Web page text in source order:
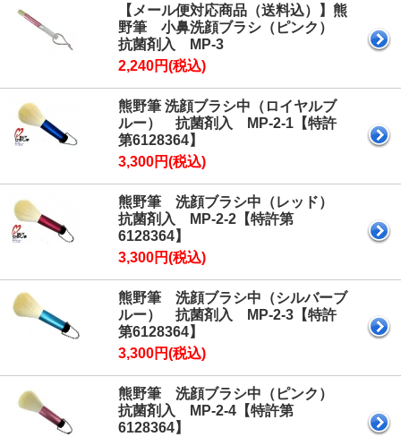
【メール便対応商品（送料込）】熊
野筆 小鼻洗顔ブラシ（ピンク）
抗菌剤入 MP-3
2,240円(税込)
熊野筆 洗顔ブラシ中（ロイヤルブ
ルー） 抗菌剤入 MP-2-1【特許
第6128364】
3,300円(税込)
熊野筆 洗顔ブラシ中（レッド）
抗菌剤入 MP-2-2【特許第
6128364】
3,300円(税込)
熊野筆 洗顔ブラシ中（シルバーブ
ルー） 抗菌剤入 MP-2-3【特許
第6128364】
3,300円(税込)
熊野筆 洗顔ブラシ中（ピンク）
抗菌剤入 MP-2-4【特許第
6128364】